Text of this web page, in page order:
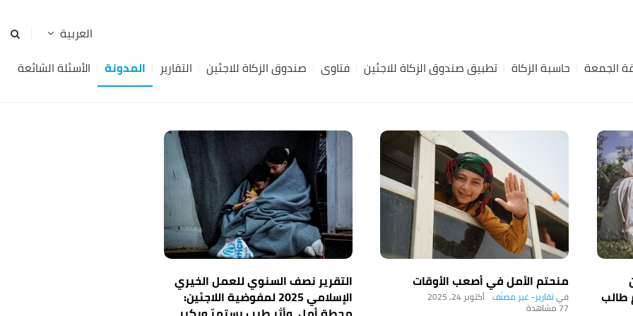
الجمعة حاسبة الزكاة تطبيق صندوق الزكاة للاجئين فتاوى صندوق الزكاة للاجئين التقارير المدونة الأسئلة الشائعة
التقرير نصف السنوي للعمل الخيري
الإسلامي 2025 لمفوضية اللاجئين:
منحتم الأمل في أصعب الأوقات
‎في تقارير-غير مصنّف أكتوبر 24, 2025
77 ‎مشاهدة
طالب